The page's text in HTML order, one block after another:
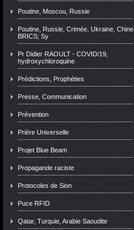
Poutine, Moscou, Russie
Poutine, Russie, Crimée, Ukraine, Chine,
BRICS; Sy
Pr Didier RAOULT - COVID/19,
hydroxychloroquine
Prédictions, Prophéties
Presse, Communication
Prévention
Prière Universelle
Projet Blue Beam
Propagande raciste
Protocoles de Sion
Puce RFID
Qatar, Turquie, Arabie Saoudite